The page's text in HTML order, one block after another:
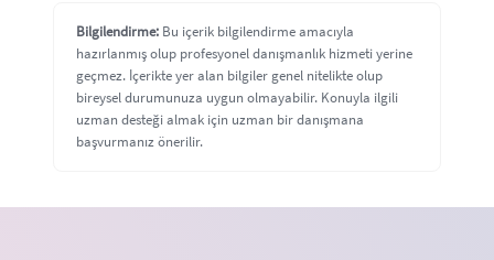
Bilgilendirme: Bu içerik bilgilendirme amacıyla
hazırlanmış olup profesyonel danışmanlık hizmeti yerine
geçmez. İçerikte yer alan bilgiler genel nitelikte olup
bireysel durumunuza uygun olmayabilir. Konuyla ilgili
uzman desteği almak için uzman bir danışmana
başvurmanız önerilir.